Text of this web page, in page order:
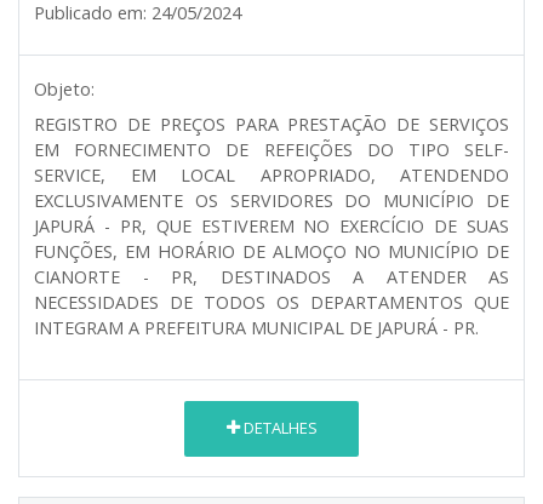
Publicado em: 24/05/2024
Objeto:
REGISTRO DE PREÇOS PARA PRESTAÇÃO DE SERVIÇOS
EM FORNECIMENTO DE REFEIÇÕES DO TIPO SELF-
SERVICE, EM LOCAL APROPRIADO, ATENDENDO
EXCLUSIVAMENTE OS SERVIDORES DO MUNICÍPIO DE
JAPURÁ - PR, QUE ESTIVEREM NO EXERCÍCIO DE SUAS
FUNÇÕES, EM HORÁRIO DE ALMOÇO NO MUNICÍPIO DE
CIANORTE - PR, DESTINADOS A ATENDER AS
NECESSIDADES DE TODOS OS DEPARTAMENTOS QUE
INTEGRAM A PREFEITURA MUNICIPAL DE JAPURÁ - PR.
DETALHES